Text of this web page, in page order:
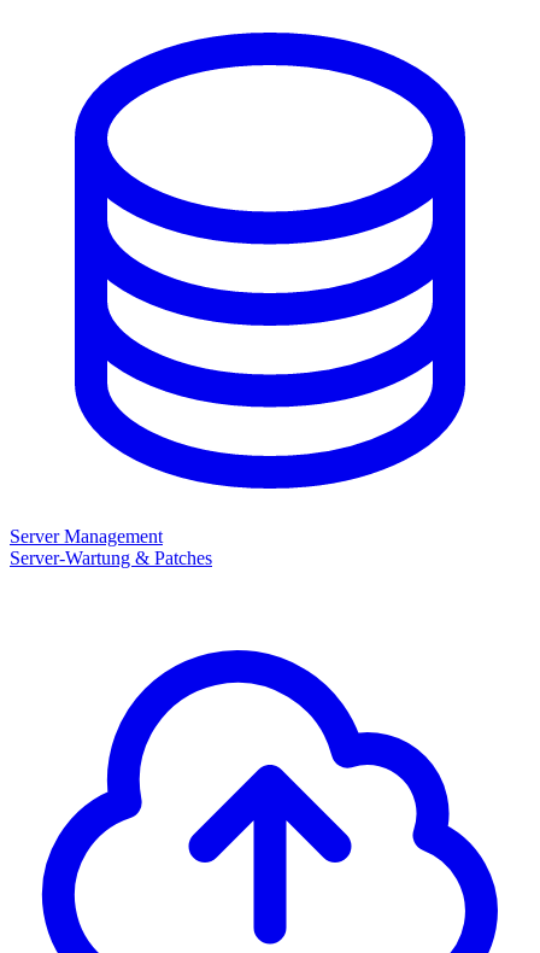
Server Management
Server-Wartung & Patches